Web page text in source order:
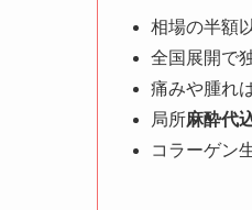
相場の半額
全国展開で
痛みや腫れ
局所麻酔代
コラーゲン